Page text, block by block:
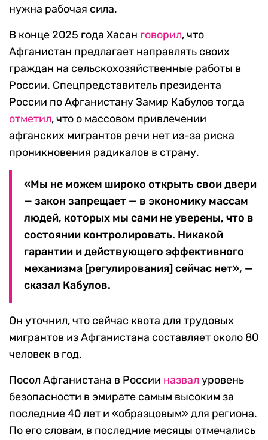
нужна рабочая сила.
В конце 2025 года Хасан говорил, что
Афганистан предлагает направлять своих
граждан на сельскохозяйственные работы в
России. Спецпредставитель президента
России по Афганистану Замир Кабулов тогда
отметил, что о массовом привлечении
афганских мигрантов речи нет из-за риска
проникновения радикалов в страну.
«Мы не можем широко открыть свои двери
— закон запрещает — в экономику массам
людей, которых мы сами не уверены, что в
состоянии контролировать. Никакой
гарантии и действующего эффективного
механизма [регулирования] сейчас нет», —
сказал Кабулов.
Он уточнил, что сейчас квота для трудовых
мигрантов из Афганистана составляет около 80
человек в год.
Посол Афганистана в России назвал уровень
безопасности в эмирате самым высоким за
последние 40 лет и «образцовым» для региона.
По его словам, в последние месяцы отмечались